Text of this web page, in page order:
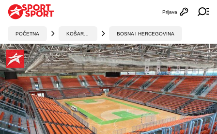
Otvori
Prijava
POČETNA BOSNA I HERCEGOVINA